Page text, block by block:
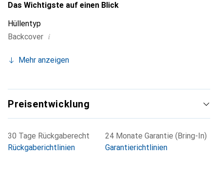
Das Wichtigste auf einen Blick
Hüllentyp
Backcover i
Mehr anzeigen
Preisentwicklung
30 Tage Rückgaberecht
Rückgaberichtlinien
24 Monate Garantie (Bring-In)
Garantierichtlinien